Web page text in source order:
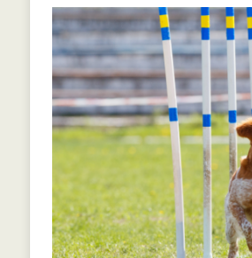
[ Oktober 17,
[ Oktober 10,
[ Juli 25, 2018 ]
[ Juli 6, 2025 ]
WELPEN
[ Juli 6, 2025 ]
[ Juli 5, 2025 ]
GESUNDHEIT